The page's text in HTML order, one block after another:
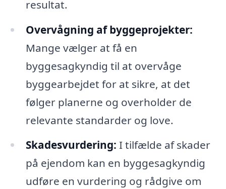
resultat.
Overvågning af byggeprojekter:
Mange vælger at få en
byggesagkyndig til at overvåge
byggearbejdet for at sikre, at det
følger planerne og overholder de
relevante standarder og love.
Skadesvurdering: I tilfælde af skader
på ejendom kan en byggesagkyndig
udføre en vurdering og rådgive om